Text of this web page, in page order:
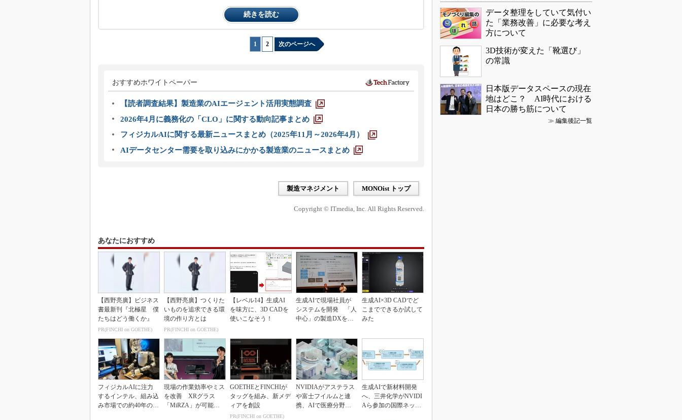
続きを読む
1 2 次のページへ
おすすめホワイトペーパー
【読者調査結果】製造業のAIエージェント活用実態調査
2026年4月に義務化の「CLO」に関する動向記事まとめ
フィジカルAIに関する最新ニュースまとめ（2025年11月～2026年4月）
AIデータセンター需要を取り込みにかかる製造業のニュースまとめ
製造マネジメント MONOist トップ
Copyright © ITmedia, Inc. All Rights Reserved.
あなたにおすすめ
【西野亮廣】ビジネス
書最新刊『北極星 僕
たちはどう働くか』
PR(FINCHI on GOETHE)
【西野亮廣】つくりた
いものを追求できる環
境の作り方とは
PR(FINCHI on GOETHE)
【レベル14】生成AI
を味方に、3D CADを
使いこなそう！
生成AIで現場社員が
システムを開発 「人
中心」の製造DXを自
生成AI×3D CADでど
こまでできるか試して
みた
フィジカルAIに注力
するインテル、組み込
み市場での約40年の実
現場の作業効率やミス
を改善 XRグラス
「MiRZA」が可能に
GOETHEとFINCHIが
タッグを組み、新メデ
ィアを創設
PR(FINCHI on GOETHE)
NVIDIAがアステラス
や富士フイルムと連
携、AIで医療分野支
生成AIで新材料開発
へ、三井化学がNVIDI
Aら参加の国際ネット
データ整理をしていて気付い
た「業務改善」に必要な考え
方について
3D技術が変えた「靴選び」
の常識
日本版データスペースの現在
地はどこ？ AI時代における
日本の勝ち筋について
≫ 編集後記一覧